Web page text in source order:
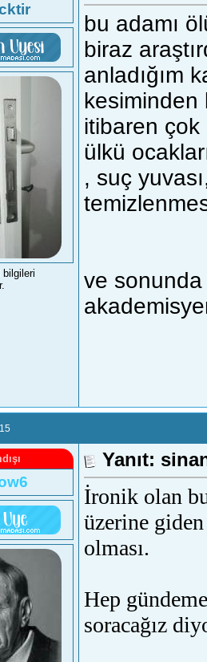
bilgileri
bu adamı
biraz
anladığım
kesiminden
itibaren çok
ülkü
, suç
ve sonunda
Yanıt:
İronik olan
üzerine
olması.
Hep
soracağız